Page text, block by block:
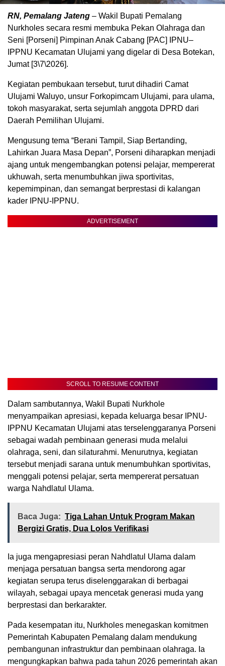
RN, Pemalang Jateng – Wakil Bupati Pemalang
Nurkholes secara resmi membuka Pekan Olahraga dan
Seni [Porseni] Pimpinan Anak Cabang [PAC] IPNU–
IPPNU Kecamatan Ulujami yang digelar di Desa Botekan,
Jumat [3\7\2026].
Kegiatan pembukaan tersebut, turut dihadiri Camat
Ulujami Waluyo, unsur Forkopimcam Ulujami, para ulama,
tokoh masyarakat, serta sejumlah anggota DPRD dari
Daerah Pemilihan Ulujami.
Mengusung tema “Berani Tampil, Siap Bertanding,
Lahirkan Juara Masa Depan”, Porseni diharapkan menjadi
ajang untuk mengembangkan potensi pelajar, mempererat
ukhuwah, serta menumbuhkan jiwa sportivitas,
kepemimpinan, dan semangat berprestasi di kalangan
kader IPNU-IPPNU.
ADVERTISEMENT
SCROLL TO RESUME CONTENT
Dalam sambutannya, Wakil Bupati Nurkhole
menyampaikan apresiasi, kepada keluarga besar IPNU-
IPPNU Kecamatan Ulujami atas terselenggaranya Porseni
sebagai wadah pembinaan generasi muda melalui
olahraga, seni, dan silaturahmi. Menurutnya, kegiatan
tersebut menjadi sarana untuk menumbuhkan sportivitas,
menggali potensi pelajar, serta mempererat persatuan
warga Nahdlatul Ulama.
Baca Juga: Tiga Lahan Untuk Program Makan
Bergizi Gratis, Dua Lolos Verifikasi
Ia juga mengapresiasi peran Nahdlatul Ulama dalam
menjaga persatuan bangsa serta mendorong agar
kegiatan serupa terus diselenggarakan di berbagai
wilayah, sebagai upaya mencetak generasi muda yang
berprestasi dan berkarakter.
Pada kesempatan itu, Nurkholes menegaskan komitmen
Pemerintah Kabupaten Pemalang dalam mendukung
pembangunan infrastruktur dan pembinaan olahraga. Ia
mengungkapkan bahwa pada tahun 2026 pemerintah akan